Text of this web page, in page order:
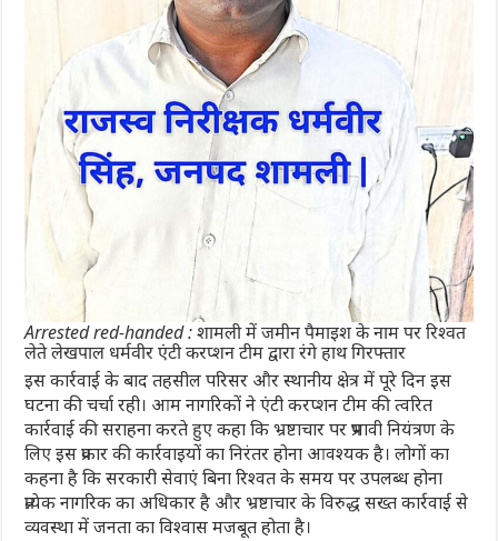
Arrested red-handed : शामली में जमीन पैमाइश के नाम पर रिश्वत
लेते लेखपाल धर्मवीर एंटी करप्शन टीम द्वारा रंगे हाथ गिरफ्तार
इस कार्रवाई के बाद तहसील परिसर और स्थानीय क्षेत्र में पूरे दिन इस
घटना की चर्चा रही। आम नागरिकों ने एंटी करप्शन टीम की त्वरित
कार्रवाई की सराहना करते हुए कहा कि भ्रष्टाचार पर प्रभावी नियंत्रण के
लिए इस प्रकार की कार्रवाइयों का निरंतर होना आवश्यक है। लोगों का
कहना है कि सरकारी सेवाएं बिना रिश्वत के समय पर उपलब्ध होना
प्रत्येक नागरिक का अधिकार है और भ्रष्टाचार के विरुद्ध सख्त कार्रवाई से
व्यवस्था में जनता का विश्वास मजबूत होता है।